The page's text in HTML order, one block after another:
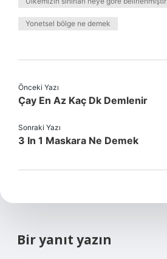
Yonetsel bölge ne demek
Önceki Yazı
Çay En Az Kaç Dk Demlenir
Sonraki Yazı
3 In 1 Maskara Ne Demek
Bir yanıt yazın